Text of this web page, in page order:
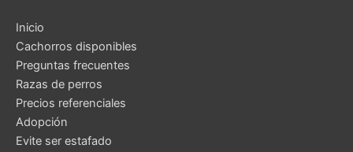
Inicio
Cachorros disponibles
Preguntas frecuentes
Razas de perros
Precios referenciales
Adopción
Evite ser estafado